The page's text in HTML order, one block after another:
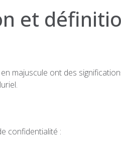
et
majuscule ont des
confidentialité :